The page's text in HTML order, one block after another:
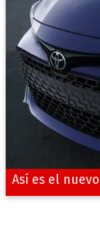
Así es el